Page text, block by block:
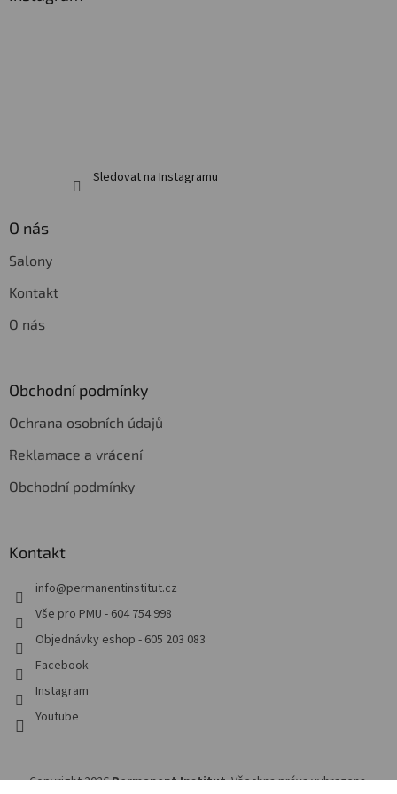
Sledovat na Instagramu
O nás
Salony
Kontakt
O nás
Obchodní podmínky
Ochrana osobních údajů
Reklamace a vrácení
Obchodní podmínky
Kontakt
info@permanentinstitut.cz
Vše pro PMU - 604 754 998
Objednávky eshop - 605 203 083
Facebook
Instagram
Youtube
Copyright 2026Permanent Institut. Všechna práva vyhrazena.